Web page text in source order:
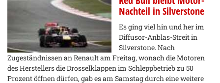
Nachteil in Silverstone
Es ging viel hin und her im
Diffusor-Anblas-Streit in
Silverstone. Nach
Zugeständnissen an Renault am Freitag, wonach die Motoren
des Herstellers die Drosselklappen im Schleppbetrieb zu 50
Prozent öffnen dürfen, gab es am Samstag durch eine weitere